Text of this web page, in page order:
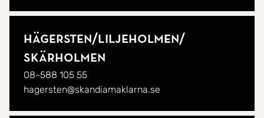
Hägersten/Liljeholmen/
Skärholmen
08-588 105 55
hagersten@skandiamaklarna.se